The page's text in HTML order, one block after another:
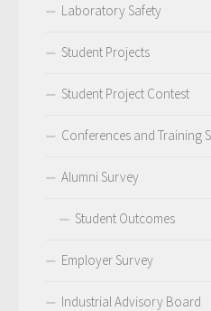
Laboratory Safety
Student Projects
Student Project Contest
Conferences and Training
Alumni Survey
Student Outcomes
Employer Survey
Industrial Advisory Board